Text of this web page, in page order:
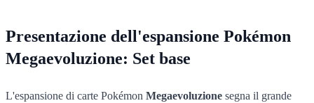
Presentazione dell'espansione Pokémon
Megaevoluzione: Set base
L'espansione di carte Pokémon Megaevoluzione segna il grande